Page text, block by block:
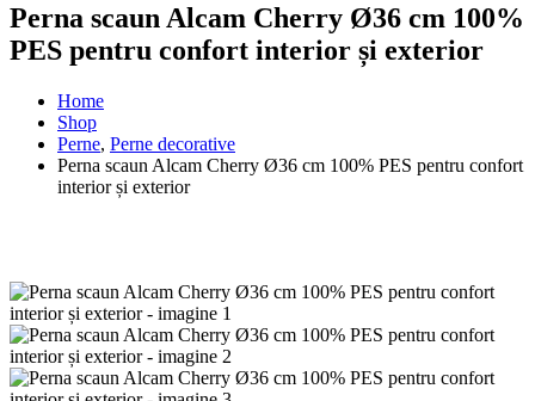
Perna scaun Alcam Cherry Ø36 cm 100%
PES pentru confort interior și exterior
Home
Shop
Perne, Perne decorative
Perna scaun Alcam Cherry Ø36 cm 100% PES pentru confort
interior și exterior